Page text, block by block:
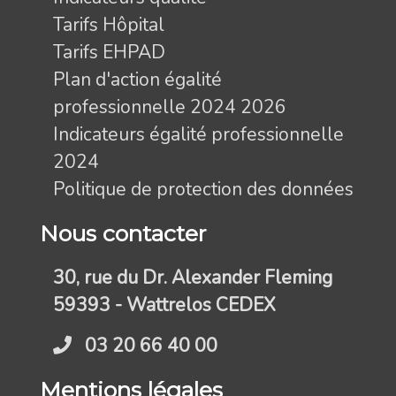
Tarifs Hôpital
Tarifs EHPAD
Plan d'action égalité
professionnelle 2024 2026
Indicateurs égalité professionnelle
2024
Politique de protection des données
Nous contacter
30, rue du Dr. Alexander Fleming
59393 - Wattrelos CEDEX
03 20 66 40 00
Mentions légales